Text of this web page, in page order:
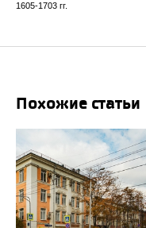
1605-1703 гг.
Похожие статьи